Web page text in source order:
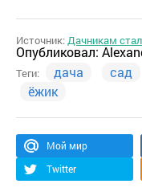
Источник:Дачникам
Опубликовал:
Теги: дача сад
ёжик
Мой мир
Twitter